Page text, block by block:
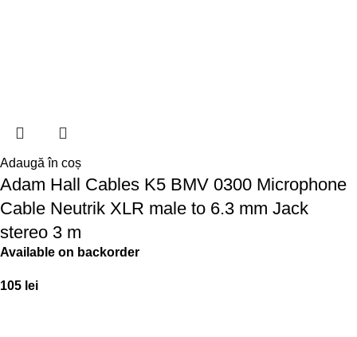
Adaugă în coș
Adam Hall Cables K5 BMV 0300 Microphone
Cable Neutrik XLR male to 6.3 mm Jack
stereo 3 m
Available on backorder
105 lei